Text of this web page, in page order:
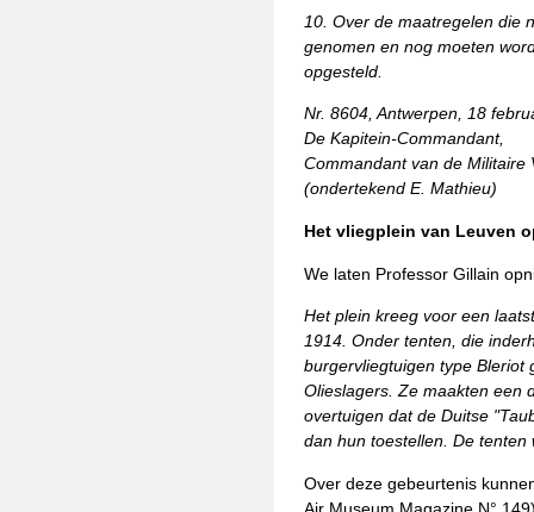
10. Over de maatregelen die
genomen en nog moeten
opgesteld.
Nr. 8604, Antwerpen, 18
De Kapitein-Commandant,
Commandant van de Militaire
(ondertekend E. Mathieu)
Het vliegplein van Leuven
We laten Professor Gillain
Het plein kreeg voor een
1914. Onder tenten, die
burgervliegtuigen type Bleriot
Olieslagers. Ze maakten een
overtuigen dat de Duitse
dan hun toestellen. De
Over deze gebeurtenis
Air Museum Magazine N°